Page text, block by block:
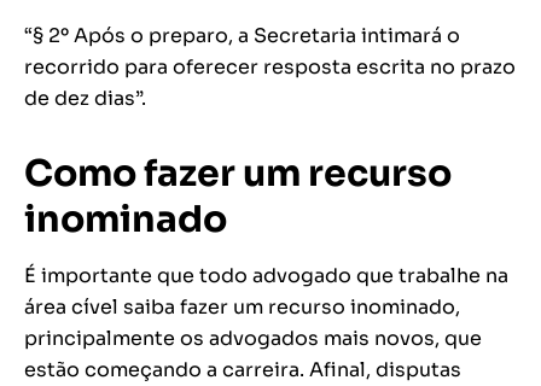
“§ 2º Após o preparo, a Secretaria intimará o
recorrido para oferecer resposta escrita no prazo
de dez dias”.
Como fazer um recurso
inominado
É importante que todo advogado que trabalhe na
área cível saiba fazer um recurso inominado,
principalmente os advogados mais novos, que
estão começando a carreira. Afinal, disputas